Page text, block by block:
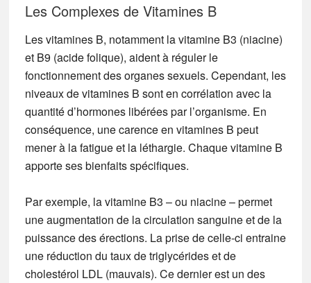
Les Complexes de Vitamines B
Les vitamines B, notamment la vitamine B3 (niacine)
et B9 (acide folique), aident à réguler le
fonctionnement des organes sexuels. Cependant, les
niveaux de vitamines B sont en corrélation avec la
quantité d’hormones libérées par l’organisme. En
conséquence, une carence en vitamines B peut
mener à la fatigue et la léthargie. Chaque vitamine B
apporte ses bienfaits spécifiques.
Par exemple, la vitamine B3 – ou niacine – permet
une augmentation de la circulation sanguine et de la
puissance des érections. La prise de celle-ci entraine
une réduction du taux de triglycérides et de
cholestérol LDL (mauvais). Ce dernier est un des